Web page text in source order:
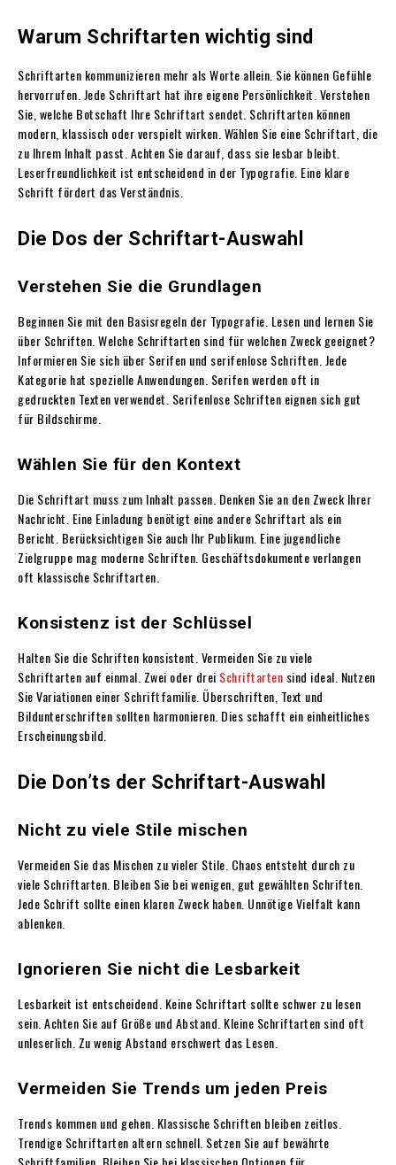
Warum Schriftarten wichtig sind
Schriftarten kommunizieren mehr als Worte allein. Sie können Gefühle
hervorrufen. Jede Schriftart hat ihre eigene Persönlichkeit. Verstehen
Sie, welche Botschaft Ihre Schriftart sendet. Schriftarten können
modern, klassisch oder verspielt wirken. Wählen Sie eine Schriftart, die
zu Ihrem Inhalt passt. Achten Sie darauf, dass sie lesbar bleibt.
Leserfreundlichkeit ist entscheidend in der Typografie. Eine klare
Schrift fördert das Verständnis.
Die Dos der Schriftart-Auswahl
Verstehen Sie die Grundlagen
Beginnen Sie mit den Basisregeln der Typografie. Lesen und lernen Sie
über Schriften. Welche Schriftarten sind für welchen Zweck geeignet?
Informieren Sie sich über Serifen und serifenlose Schriften. Jede
Kategorie hat spezielle Anwendungen. Serifen werden oft in
gedruckten Texten verwendet. Serifenlose Schriften eignen sich gut
für Bildschirme.
Wählen Sie für den Kontext
Die Schriftart muss zum Inhalt passen. Denken Sie an den Zweck Ihrer
Nachricht. Eine Einladung benötigt eine andere Schriftart als ein
Bericht. Berücksichtigen Sie auch Ihr Publikum. Eine jugendliche
Zielgruppe mag moderne Schriften. Geschäftsdokumente verlangen
oft klassische Schriftarten.
Konsistenz ist der Schlüssel
Halten Sie die Schriften konsistent. Vermeiden Sie zu viele
Schriftarten auf einmal. Zwei oder drei Schriftarten sind ideal. Nutzen
Sie Variationen einer Schriftfamilie. Überschriften, Text und
Bildunterschriften sollten harmonieren. Dies schafft ein einheitliches
Erscheinungsbild.
Die Don’ts der Schriftart-Auswahl
Nicht zu viele Stile mischen
Vermeiden Sie das Mischen zu vieler Stile. Chaos entsteht durch zu
viele Schriftarten. Bleiben Sie bei wenigen, gut gewählten Schriften.
Jede Schrift sollte einen klaren Zweck haben. Unnötige Vielfalt kann
ablenken.
Ignorieren Sie nicht die Lesbarkeit
Lesbarkeit ist entscheidend. Keine Schriftart sollte schwer zu lesen
sein. Achten Sie auf Größe und Abstand. Kleine Schriftarten sind oft
unleserlich. Zu wenig Abstand erschwert das Lesen.
Vermeiden Sie Trends um jeden Preis
Trends kommen und gehen. Klassische Schriften bleiben zeitlos.
Trendige Schriftarten altern schnell. Setzen Sie auf bewährte